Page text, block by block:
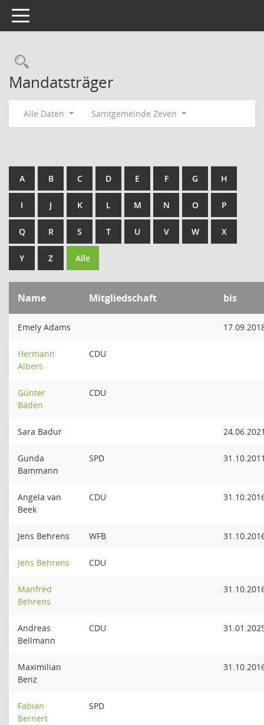
Toggle navigation
Rechercheauswahl
Mandatsträger
Alle Daten Samtgemeinde Zeven
A B C D E F G H
I J K L M N O P
Q R S T U V W X
Y Z Alle
Name Mitgliedschaft bis
Emely Adams
Hermann
Albers
CDU
Günter
Baden
CDU
Sara Badur
Gunda
Bammann
SPD
Angela van
Beek
CDU
Jens Behrens WFB
Jens Behrens CDU
Manfred
Behrens
Andreas
Bellmann
CDU
Maximilian
Benz
Fabian
Bernert
SPD